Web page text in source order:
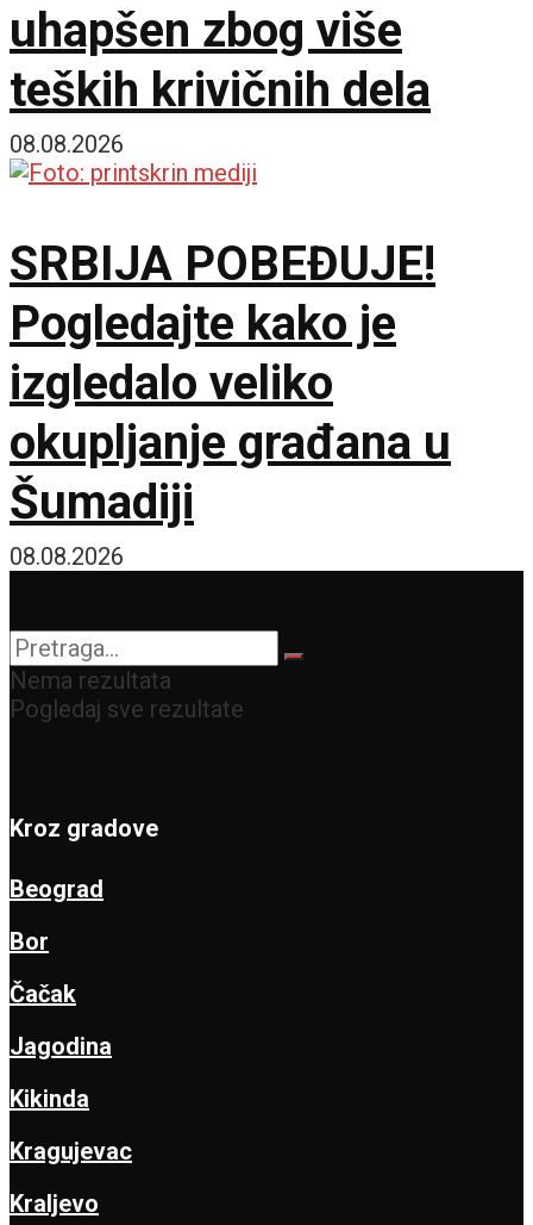
uhapšen zbog više
teških krivičnih dela
08.08.2026
SRBIJA POBEĐUJE!
Pogledajte kako je
izgledalo veliko
okupljanje građana u
Šumadiji
08.08.2026
Nema rezultata
Pogledaj sve rezultate
Kroz gradove
Beograd
Bor
Čačak
Jagodina
Kikinda
Kragujevac
Kraljevo